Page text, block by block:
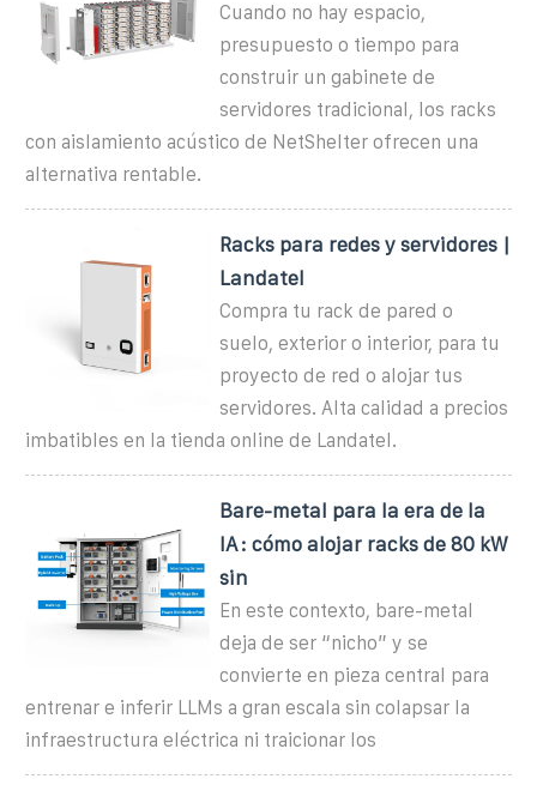
Cuando no hay espacio,
presupuesto o tiempo para
construir un gabinete de
servidores tradicional, los racks
con aislamiento acústico de NetShelter ofrecen una
alternativa rentable.
Racks para redes y servidores |
Landatel
Compra tu rack de pared o
suelo, exterior o interior, para tu
proyecto de red o alojar tus
servidores. Alta calidad a precios
imbatibles en la tienda online de Landatel.
Bare-metal para la era de la
IA: cómo alojar racks de 80 kW
sin
En este contexto, bare-metal
deja de ser “nicho” y se
convierte en pieza central para
entrenar e inferir LLMs a gran escala sin colapsar la
infraestructura eléctrica ni traicionar los